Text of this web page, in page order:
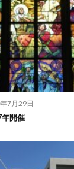
7月29日
開催